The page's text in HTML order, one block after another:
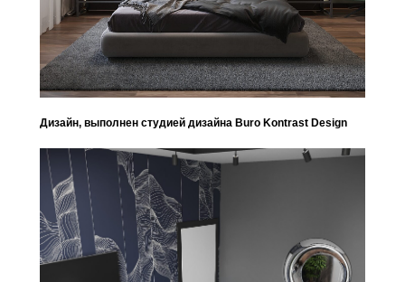
Дизайн, выполнен студией дизайна Buro Kontrast Design